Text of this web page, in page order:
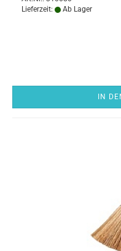
Lieferzeit:
Ab Lager
IN